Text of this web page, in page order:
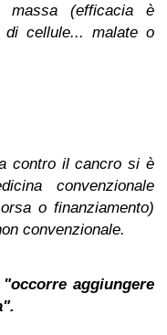
(efficacia è
di cellule... malate o
contro il cancro si è
convenzionale
o finanziamento)
convenzionale.
"occorre aggiungere